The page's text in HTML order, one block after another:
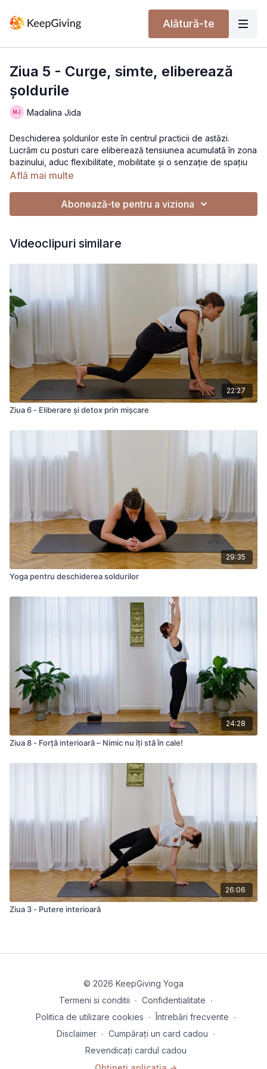
Alătură-te
Ziua 5 - Curge, simte, eliberează
șoldurile
Madalina Jida
Deschiderea șoldurilor este în centrul practicii de astăzi.
Lucrăm cu posturi care eliberează tensiunea acumulată în zona
bazinului, aduc flexibilitate, mobilitate și o senzație de spațiu
interior. Este o clasă care te conectează profund cu această
Secvența se desfășoară într-un mandala flow – ne mișcăm în
continuitate, oferindu-ți libertate de explorare și reconectare
Mobilitate în bazin și stabilitate în tranziții
Mișcare circulară (mandala flow) pentru o explorare
Conexiune cu ritmul corpului și fluiditate în respirație
Această practică creează libertate în mișcare și claritate în
interior. Un flow blând, intuitiv și profund, care aduce eliberare
acolo unde corpul păstrează tensiuni.
Află mai multe
Abonează-te pentru a viziona
Videoclipuri similare
22:27
Ziua 6 - Eliberare și detox prin mișcare
29:35
Yoga pentru deschiderea soldurilor
24:28
Ziua 8 - Forță interioară – Nimic nu îți stă în cale!
26:06
Ziua 3 - Putere interioară
© 2026 KeepGiving Yoga
Termeni si conditii ∙ Confidentialitate ∙
Politica de utilizare cookies ∙ Întrebări frecvente ∙
Disclaimer ∙ Cumpărați un card cadou ∙
Revendicați cardul cadou